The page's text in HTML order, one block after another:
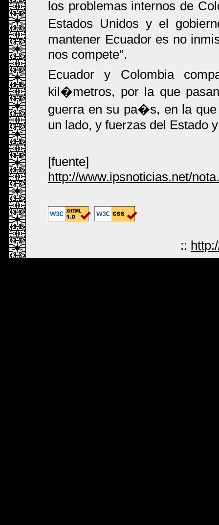
los problemas internos de
Estados Unidos y el
mantener Ecuador es no
nos compete .
Ecuador y Colombia
kil�metros, por la que
guerra en su pa�s, en la
un lado, y fuerzas del Estado
[fuente]
http://www.ipsnoticias.net/
::